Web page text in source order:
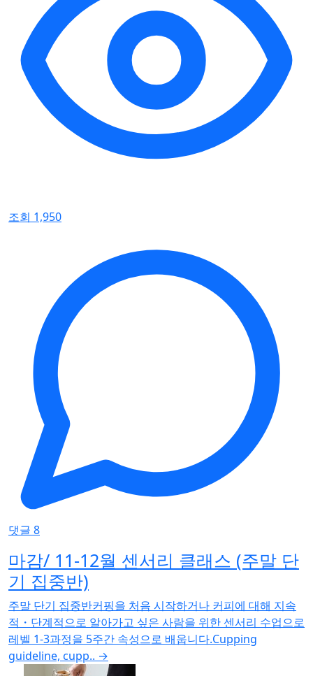
조회 1,950
댓글 8
마감/ 11-12월 센서리 클래스 (주말 단
기 집중반)
주말 단기 집중반커핑을 처음 시작하거나 커피에 대해 지속
적・단계적으로 알아가고 싶은 사람을 위한 센서리 수업으로
레벨 1-3과정을 5주간 속성으로 배웁니다.Cupping
guideline, cupp.. →